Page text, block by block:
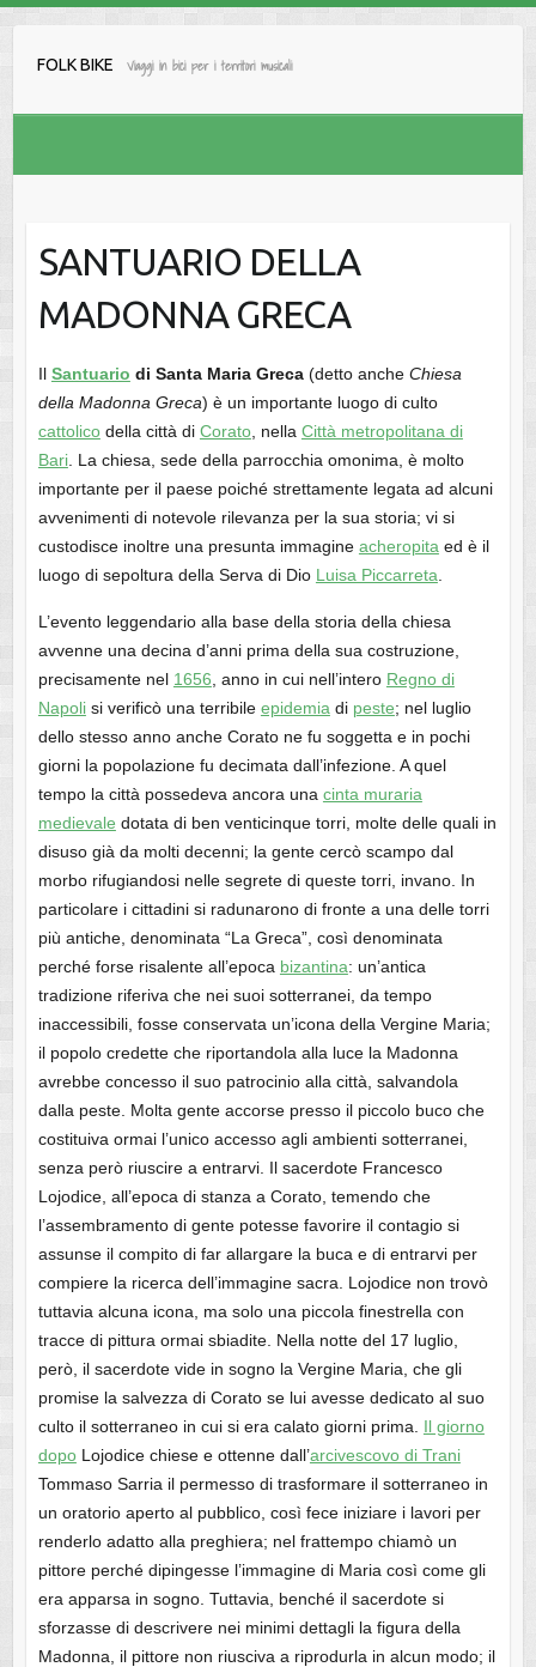
FOLK BIKE Viaggi in bici per i territori musicali
SANTUARIO DELLA
MADONNA GRECA
Il Santuario di Santa Maria Greca(detto anche Chiesa
della Madonna Greca) è un importante luogo di culto
cattolicodella città di Corato, nella Città metropolitana di
Bari. La chiesa, sede della parrocchia omonima, è molto
importante per il paese poiché strettamente legata ad alcuni
avvenimenti di notevole rilevanza per la sua storia; vi si
custodisce inoltre una presunta immagine acheropita ed è il
luogo di sepoltura della Serva di Dio Luisa Piccarreta
L’evento leggendario alla base della storia della chiesa
avvenne una decina d’anni prima della sua costruzione,
precisamente nel 1656 , anno in cui nell’intero Regno di
Napolisi verificò una terribile epidemia di peste; nel luglio
dello stesso anno anche Corato ne fu soggetta e in pochi
giorni la popolazione fu decimata dall’infezione. A quel
tempo la città possedeva ancora una cinta muraria
medievale dotata di ben venticinque torri, molte delle quali in
disuso già da molti decenni; la gente cercò scampo dal
morbo rifugiandosi nelle segrete di queste torri, invano. In
particolare i cittadini si radunarono di fronte a una delle torri
più antiche, denominata “La Greca”, così denominata
perché forse risalente all’epoca bizantina: un’antica
tradizione riferiva che nei suoi sotterranei, da tempo
inaccessibili, fosse conservata un’icona della Vergine Maria;
il popolo credette che riportandola alla luce la Madonna
avrebbe concesso il suo patrocinio alla città, salvandola
dalla peste. Molta gente accorse presso il piccolo buco che
costituiva ormai l’unico accesso agli ambienti sotterranei,
senza però riuscire a entrarvi. Il sacerdote Francesco
Lojodice, all’epoca di stanza a Corato, temendo che
l’assembramento di gente potesse favorire il contagio si
assunse il compito di far allargare la buca e di entrarvi per
compiere la ricerca dell’immagine sacra. Lojodice non trovò
tuttavia alcuna icona, ma solo una piccola finestrella con
tracce di pittura ormai sbiadite. Nella notte del 17 luglio,
però, il sacerdote vide in sogno la Vergine Maria, che gli
promise la salvezza di Corato se lui avesse dedicato al suo
culto il sotterraneo in cui si era calato giorni prima. Il giorno
dopoLojodice chiese e ottenne dall’arcivescovo di Trani
Tommaso Sarria il permesso di trasformare il sotterraneo in
un oratorio aperto al pubblico, così fece iniziare i lavori per
renderlo adatto alla preghiera; nel frattempo chiamò un
pittore perché dipingesse l’immagine di Maria così come gli
era apparsa in sogno. Tuttavia, benché il sacerdote si
sforzasse di descrivere nei minimi dettagli la figura della
Madonna, il pittore non riusciva a riprodurla in alcun modo; il